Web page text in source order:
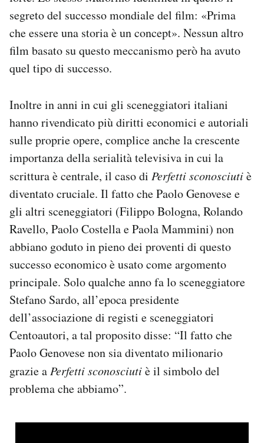
segreto del successo mondiale del film: «Prima
che essere una storia è un concept». Nessun altro
film basato su questo meccanismo però ha avuto
quel tipo di successo.
Inoltre in anni in cui gli sceneggiatori italiani
hanno rivendicato più diritti economici e autoriali
sulle proprie opere, complice anche la crescente
importanza della serialità televisiva in cui la
scrittura è centrale, il caso di Perfetti sconosciutiè
diventato cruciale. Il fatto che Paolo Genovese e
gli altri sceneggiatori (Filippo Bologna, Rolando
Ravello, Paolo Costella e Paola Mammini) non
abbiano goduto in pieno dei proventi di questo
successo economico è usato come argomento
principale. Solo qualche anno fa lo sceneggiatore
Stefano Sardo, all’epoca presidente
dell’associazione di registi e sceneggiatori
Centoautori, a tal proposito disse: “Il fatto che
Paolo Genovese non sia diventato milionario
grazie a Perfetti sconosciutiè il simbolo del
problema che abbiamo”.